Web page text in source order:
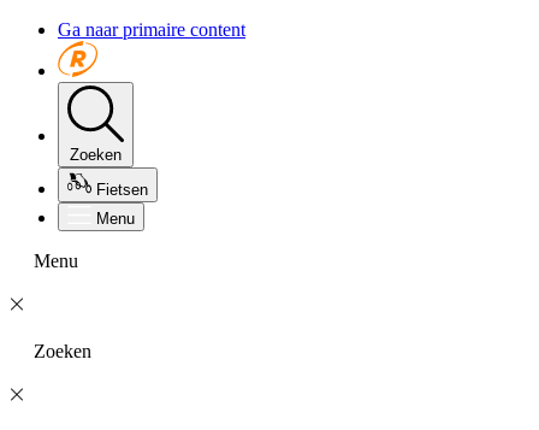
Ga naar primaire content
Zoeken
Fietsen
Menu
Menu
Zoeken